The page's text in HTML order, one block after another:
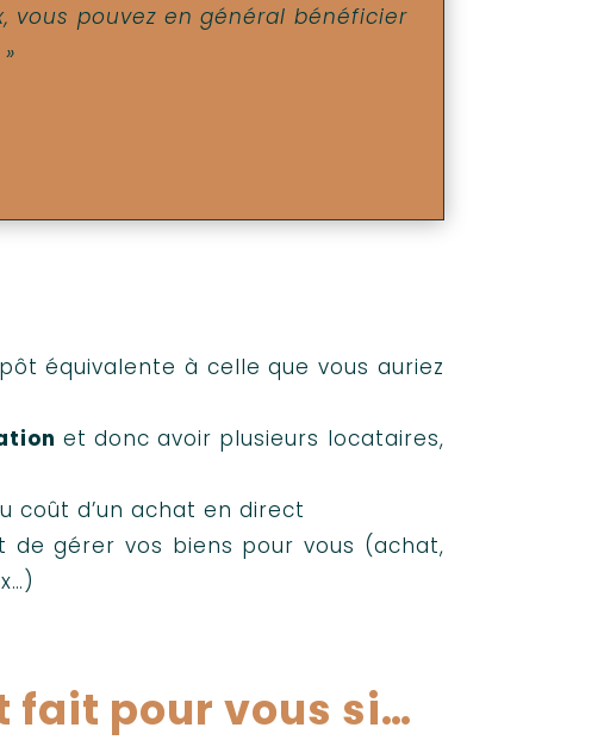
vous pouvez en général bénéficier
équivalente à celle que vous auriez
et donc avoir plusieurs locataires,
coût d’un achat en direct
de gérer vos biens pour vous (achat,
fait pour vous si…